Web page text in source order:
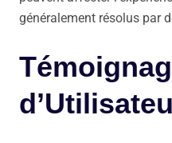
généralement résolus par